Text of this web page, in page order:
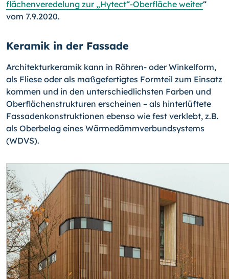
flächen­ver­ede­lung zur „Hytect“-Oberfläche weiter“
vom 7.9.2020.
Keramik in der Fassade
Architekturkeramik kann in Röhren- oder Winkelform,
als Fliese oder als maßgefertigtes Formteil zum Einsatz
kommen und in den unterschiedlichsten Farben und
Oberflächenstrukturen erscheinen – als hinterlüftete
Fassadenkonstruktionen ebenso wie fest verklebt, z.B.
als Oberbelag eines Wärmedämmverbundsystems
(WDVS).